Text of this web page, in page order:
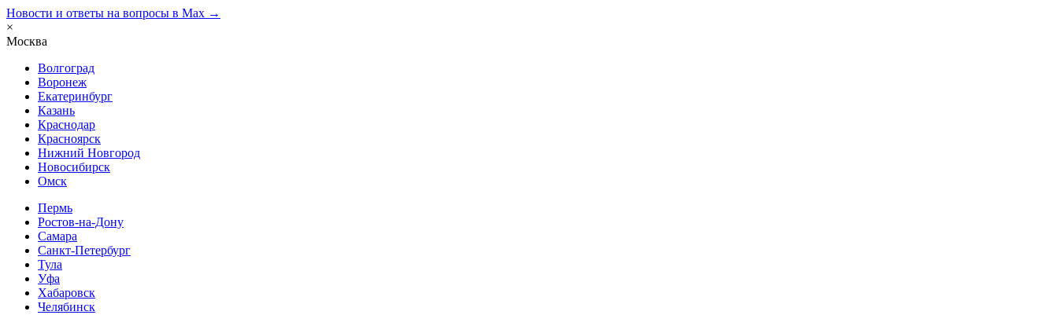
Новости и ответы на вопросы в Max →
×
Москва
Волгоград
Воронеж
Екатеринбург
Казань
Краснодар
Красноярск
Нижний Новгород
Новосибирск
Омск
Пермь
Ростов-на-Дону
Самара
Санкт-Петербург
Тула
Уфа
Хабаровск
Челябинск